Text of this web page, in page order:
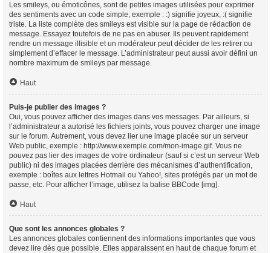
Les smileys, ou émoticônes, sont de petites images utilisées pour exprimer
des sentiments avec un code simple, exemple : :) signifie joyeux, :( signifie
triste. La liste complète des smileys est visible sur la page de rédaction de
message. Essayez toutefois de ne pas en abuser. Ils peuvent rapidement
rendre un message illisible et un modérateur peut décider de les retirer ou
simplement d’effacer le message. L’administrateur peut aussi avoir défini un
nombre maximum de smileys par message.
Haut
Puis-je publier des images ?
Oui, vous pouvez afficher des images dans vos messages. Par ailleurs, si
l’administrateur a autorisé les fichiers joints, vous pouvez charger une image
sur le forum. Autrement, vous devez lier une image placée sur un serveur
Web public, exemple : http://www.exemple.com/mon-image.gif. Vous ne
pouvez pas lier des images de votre ordinateur (sauf si c’est un serveur Web
public) ni des images placées derrière des mécanismes d’authentification,
exemple : boîtes aux lettres Hotmail ou Yahoo!, sites protégés par un mot de
passe, etc. Pour afficher l’image, utilisez la balise BBCode [img].
Haut
Que sont les annonces globales ?
Les annonces globales contiennent des informations importantes que vous
devez lire dès que possible. Elles apparaissent en haut de chaque forum et